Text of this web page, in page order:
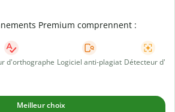
Premium comprennent :
d'orthographe Logiciel anti-plagiat Détecteur d'IA
Meilleur choix